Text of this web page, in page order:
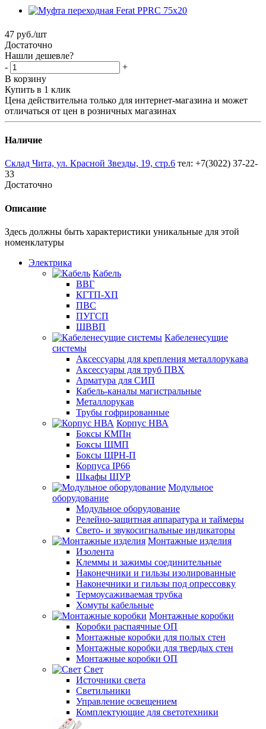
47 руб./шт
Достаточно
Нашли дешевле?
-
+
В корзину
Купить в 1 клик
Цена действительна только для интернет-магазина и может
отличаться от цен в розничных магазинах
Наличие
Склад Чита, ул. Красной Звезды, 19, стр.6 тел: +7(3022) 37-22-
33
Достаточно
Описание
Здесь должны быть характеристики уникальные для этой
номенклатуры
Электрика
Кабель
ВВГ
КГТП-ХП
ПВС
ПУГСП
ШВВП
Кабеленесущие
системы
Аксессуары для крепления металлорукава
Аксессуары для труб ПВХ
Арматура для СИП
Кабель-каналы магистральные
Металлорукав
Трубы гофрированные
Корпус НВА
Боксы КМПн
Боксы ЩМП
Боксы ЩРН-П
Корпуса IP66
Шкафы ЩУР
Модульное
оборудование
Модульное оборудование
Релейно-защитная аппаратура и таймеры
Свето- и звукосигнальные индикаторы
Монтажные изделия
Изолента
Клеммы и зажимы соединительные
Наконечники и гильзы изолированные
Наконечники и гильзы под опрессовку
Термоусаживаемая трубка
Хомуты кабельные
Монтажные коробки
Коробки распаячные ОП
Монтажные коробки для полых стен
Монтажные коробки для твердых стен
Монтажные коробки ОП
Свет
Источники света
Светильники
Управление освещением
Комплектующие для светотехники